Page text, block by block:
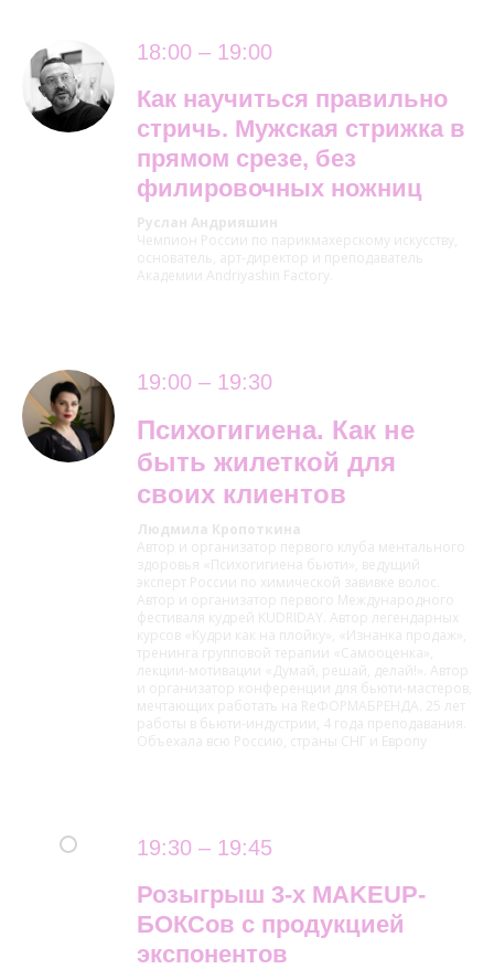
18:00 – 19:00
Как научиться правильно
стричь. Мужская стрижка в
прямом срезе, без
филировочных ножниц
Руслан Андрияшин
Чемпион России по парикмахерскому искусству,
основатель, арт-директор и преподаватель
Академии Andriyashin Factory.
19:00 – 19:30
Психогигиена. Как не
быть жилеткой для
своих клиентов
Людмила Кропоткина
Автор и организатор первого клуба ментального
здоровья «Психогигиена бьюти», ведущий
эксперт России по химической завивке волос.
Автор и организатор первого Международного
фестиваля кудрей KUDRIDAY. Автор легендарных
курсов «Кудри как на плойку», «Изнанка продаж»,
тренинга групповой терапии «Самооценка»,
лекции-мотивации «Думай, решай, делай!». Автор
и организатор конференции для бьюти-мастеров,
мечтающих работать на RеФОРМАБРЕНДА. 25 лет
работы в бьюти-индустрии, 4 года преподавания.
Объехала всю Россию, страны СНГ и Европу
19:30 – 19:45
Розыгрыш 3-х MAKEUP-
БОКСов с продукцией
экспонентов